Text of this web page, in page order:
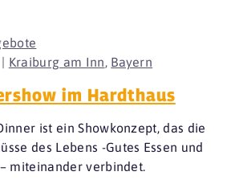
Kraiburg am Inn, Bayern
im Hardthaus
ist ein Showkonzept, das die
des Lebens -Gutes Essen und
miteinander verbindet.